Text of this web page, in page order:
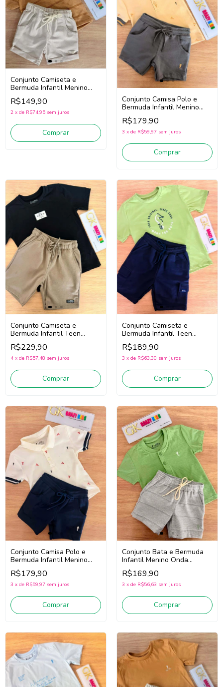
Conjunto Camiseta e
Bermuda Infantil Menino
Onda Marinha 1263075
(Ocre)
R$149,90
2 x de R$74,95 sem juros
Comprar
Conjunto Camisa Polo e
Bermuda Infantil Menino
Onda Marinha 1263082
(Bege/Cinza)
R$179,90
3 x de R$59,97 sem juros
Comprar
Conjunto Camiseta e
Bermuda Infantil Teen
Menino Onda Marinha
1263123 (Preto/Bege)
R$229,90
4 x de R$57,48 sem juros
Comprar
Conjunto Camiseta e
Bermuda Infantil Teen
Menino Onda Marinha
1263120 (Verde/Marinho)
R$189,90
3 x de R$63,30 sem juros
Comprar
Conjunto Camisa Polo e
Bermuda Infantil Menino
Onda Marinha 1263082
(Creme/Marinho)
R$179,90
3 x de R$59,97 sem juros
Comprar
Conjunto Bata e Bermuda
Infantil Menino Onda
Marinha 1263080
(Verde/Cinza)
R$169,90
3 x de R$56,63 sem juros
Comprar